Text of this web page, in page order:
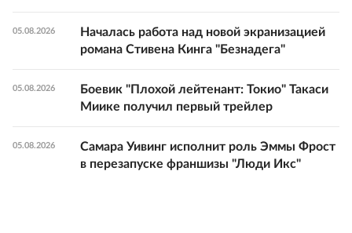
05.08.2026
Началась работа над новой экранизацией
романа Стивена Кинга "Безнадега"
05.08.2026
Боевик "Плохой лейтенант: Токио" Такаси
Миике получил первый трейлер
05.08.2026
Самара Уивинг исполнит роль Эммы Фрост
в перезапуске франшизы "Люди Икс"